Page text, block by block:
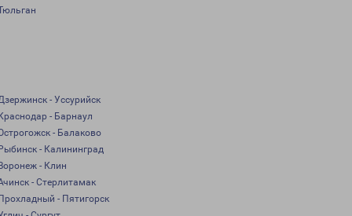
- Уссурийск
- Барнаул
- Балаково
- Калининград
- Клин
- Стерлитамак
- Пятигорск